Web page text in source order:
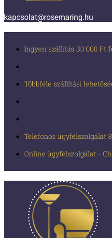
kapcsolat@rosemaring.hu
Ingyen szállítás 30 000 Ft
Többféle szállítási
Telefonos ügyfélszolgálat
Online ügyfélszolgálat -